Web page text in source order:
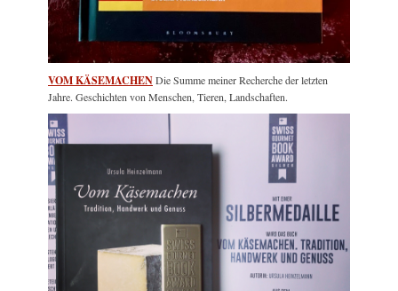
VOM KÄSEMACHENDie Summe meiner Recherche der letzten
Jahre. Geschichten von Menschen, Tieren, Landschaften.